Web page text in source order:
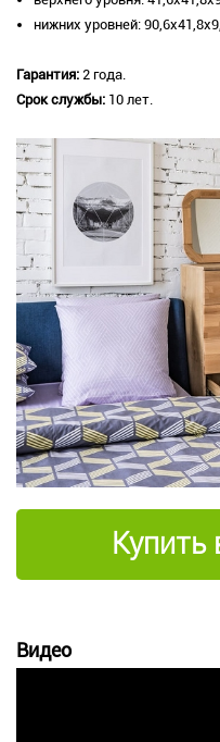
нижних уровней:
Гарантия: 2 года.
Срок службы: 10 лет.
Купить
Видео